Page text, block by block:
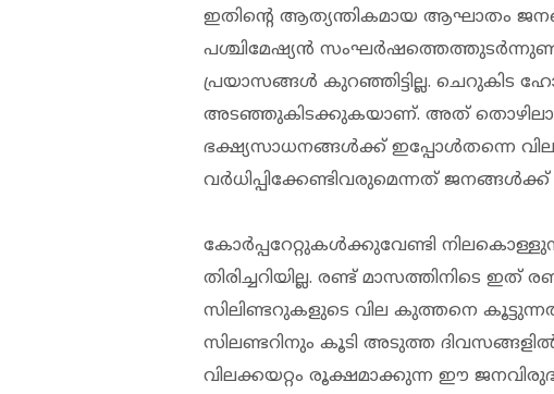
ഇതിന്റെ ആത്യന്തികമായ ആഘാതം
പശ്ചിമേഷ്യന്‍
പ്രയാസങ്ങള്‍ കുറഞ്ഞിട്ടില്ല. ചെറുകിട
അടഞ്ഞുകിടക്കുകയാണ്. അത്
ഭക്ഷ്യസാധനങ്ങള്‍ക്ക് ഇപ്പോള്‍തന്നെ
വര്‍ധിപ്പിക്കേണ്ടിവരുമെന്നത്
കോര്‍പ്പറേറ്റുകള്‍ക്കുവേണ്ടി
തിരിച്ചറിയില്ല. രണ്ട് മാസത്തിനിടെ
സിലിണ്ടറുകളുടെ വില കുത്തനെ
സിലണ്ടറിനും കൂടി അടുത്ത ദിവസങ്ങളില്‍
വിലക്കയറ്റം രൂക്ഷമാക്കുന്ന ഈ